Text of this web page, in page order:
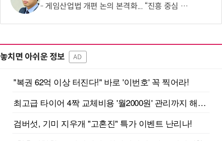
게임산업법 개편 논의 본격화... “진흥 중심 전환 속 세부 보완 필요”
놓치면 아쉬운 정보 AD